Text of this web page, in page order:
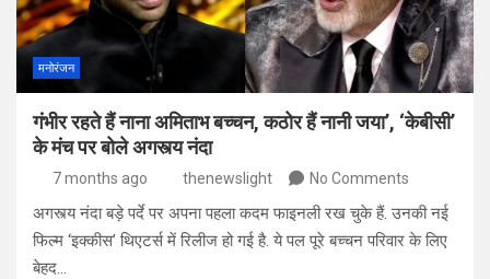
मनोरंजन
गंभीर रहते हैं नाना अमिताभ बच्चन, कठोर हैं नानी जया’, ‘केबीसी’
के मंच पर बोले अगस्त्य नंदा
7 months ago thenewslight No Comments
अगस्त्य नंदा बड़े पर्दे पर अपना पहला कदम फाइनली रख चुके हैं. उनकी नई
फिल्म ‘इक्कीस’ थिएटर्स में रिलीज हो गई है. ये पल पूरे बच्चन परिवार के लिए
बेहद…